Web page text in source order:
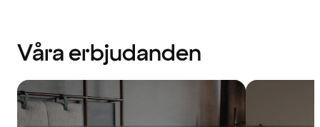
Våra erbjudanden